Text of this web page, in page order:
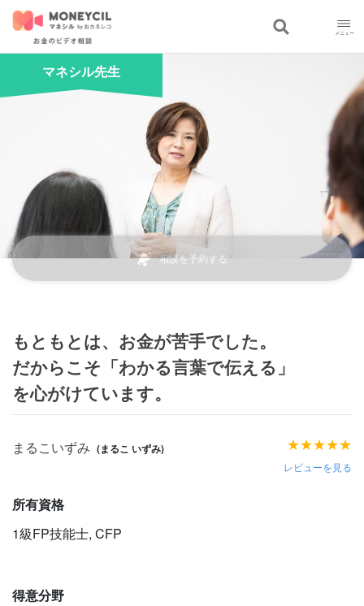
マネシル先生
相談を予約する
もともとは、お金が苦手でした。
だからこそ「わかる言葉で伝える」
を心がけています。
まるこいずみ (まるこ いずみ) ★
★
★
★
★
レビューを見る
所有資格
1級FP技能士, CFP
得意分野